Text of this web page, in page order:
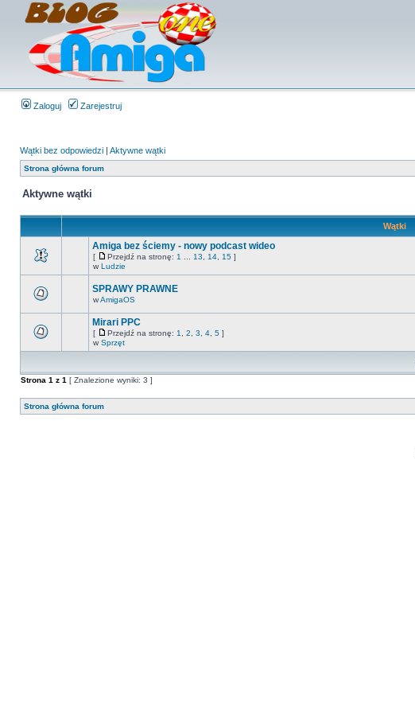
Zaloguj Zarejestruj
Wątki bez odpowiedzi | Aktywne wątki
Strona główna forum
Aktywne wątki
Wątki
Amiga bez ściemy - nowy podcast wideo
[ Przejdź na stronę: 1 13 14 15 ]
w Ludzie
SPRAWY PRAWNE
wAmigaOS
Mirari PPC
[ Przejdź na stronę: 1 2 3 4 5 ]
w Sprzęt
Strona 1 z 1 [ Znalezione wyniki: 3 ]
Strona główna forum